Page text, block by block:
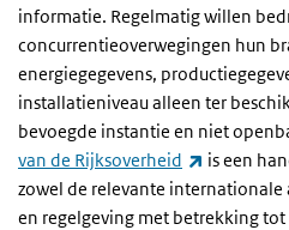
informatie. Regelmatig willen
concurrentieoverwegingen hun
energiegegevens,
installatieniveau alleen ter
bevoegde instantie en niet
van de Rijksoverheid
(externe
is een
zowel de relevante
en regelgeving met betrekking